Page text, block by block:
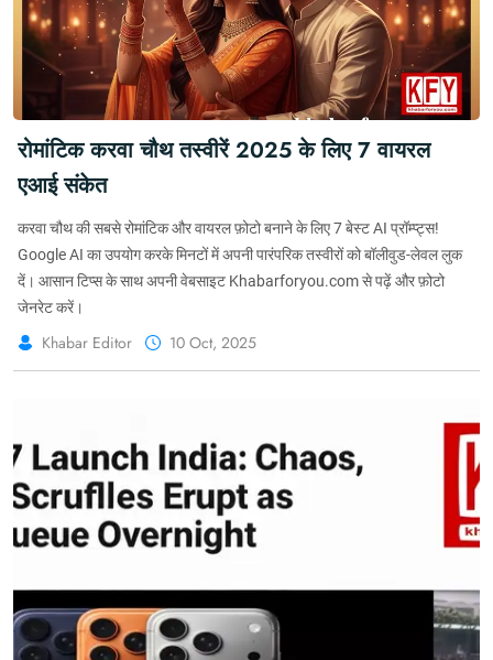
रोमांटिक करवा चौथ तस्वीरें 2025 के लिए 7 वायरल
एआई संकेत
करवा चौथ की सबसे रोमांटिक और वायरल फ़ोटो बनाने के लिए 7 बेस्ट AI प्रॉम्प्ट्स!
Google AI का उपयोग करके मिनटों में अपनी पारंपरिक तस्वीरों को बॉलीवुड-लेवल लुक
दें। आसान टिप्स के साथ अपनी वेबसाइट Khabarforyou.com से पढ़ें और फ़ोटो
जेनरेट करें।
Khabar Editor 10 Oct, 2025